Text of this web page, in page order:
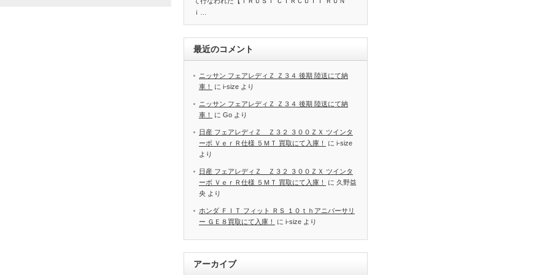
ｉ…
最近のコメント
ニッサン フェアレディＺ Ｚ３４ 後期 陸送にて納
車！
に i-size より
ニッサン フェアレディＺ Ｚ３４ 後期 陸送にて納
車！
に Go より
日産 フェアレディＺ Ｚ３２ ３００ＺＸ ツインタ
ーボ ＶｅｒＲ仕様 ５ＭＴ 買取にて入庫！
に i-size
より
日産 フェアレディＺ Ｚ３２ ３００ＺＸ ツインタ
ーボ ＶｅｒＲ仕様 ５ＭＴ 買取にて入庫！
に 久野益
央 より
ホンダ ＦＩＴ フィット ＲＳ １０ｔｈアニバーサリ
ー ＧＥ８買取にて入庫！
に i-size より
アーカイブ